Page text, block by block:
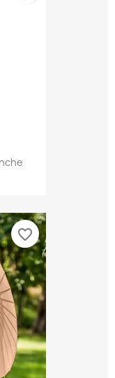
favorite_border